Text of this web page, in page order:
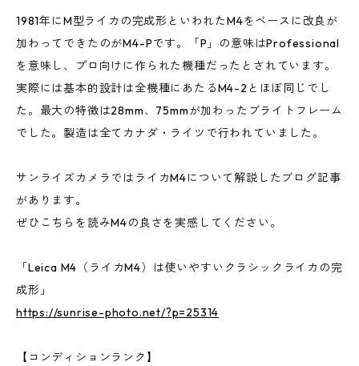
1981年にM型ライカの完成形といわれたM4をベースに改良が
加わってできたのがM4-Pです。「P」の意味はProfessional
を意味し、プロ向けに作られた機種だったとされています。
実際には基本的設計は全機種にあたるM4-2とほぼ同じでし
た。最大の特徴は28mm、75mmが加わったブライトフレーム
でした。製造は全てカナダ・ライツで行われていました。
サンライズカメラではライカM4について解説したブログ記事
があります。
ぜひこちらを読みM4の良さを実感してください。
「Leica M4（ライカM4）は使いやすいクラシックライカの完
成形」
https://sunrise-photo.net/?p=25314
【コンディションランク】